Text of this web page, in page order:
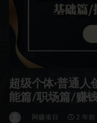
超级个体·普通
能篇/职场篇/赚
网赚项目 2 年前